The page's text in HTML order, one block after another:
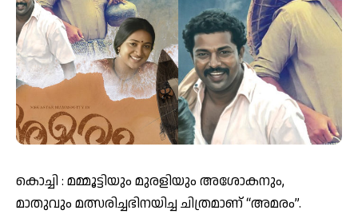
കൊച്ചി : മമ്മൂട്ടിയും മുരളിയും അശോകനും,
മാതുവും മത്സരിച്ചഭിനയിച്ച ചിത്രമാണ് “അമരം”.